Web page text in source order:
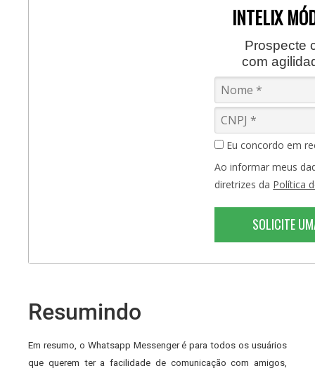
INTELIX
Prospecte
com
Eu concordo em
Ao informar meus
diretrizes da Política
SOLICITE
Resumindo
Em resumo, o Whatsapp Messenger é para todos os usuários
que querem ter a facilidade de comunicação com amigos,